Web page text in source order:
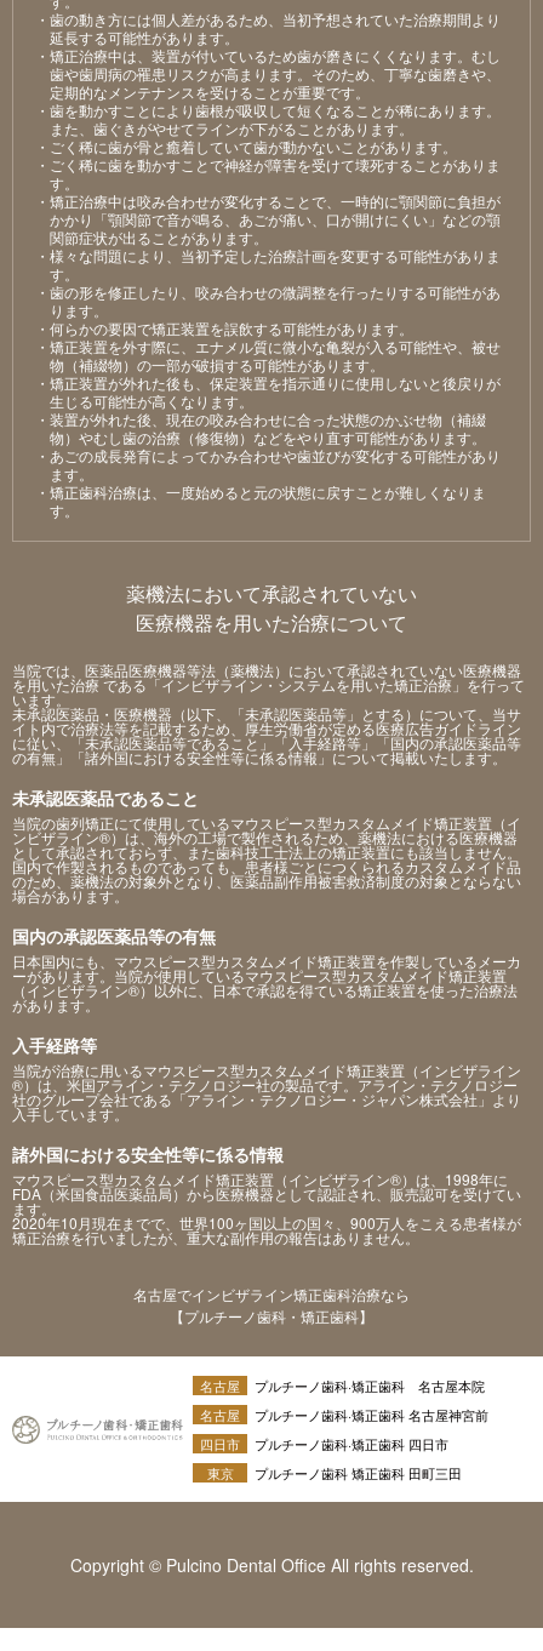
・⻭の動き⽅には個⼈差があるため、当初予想されていた治療期間より
延⻑する可能性があります。
・矯正治療中は、装置が付いているため⻭が磨きにくくなります。むし
⻭や⻭周病の罹患リスクが⾼まります。そのため、丁寧な⻭磨きや、
定期的なメンテナンスを受けることが重要です。
・⻭を動かすことにより⻭根が吸収して短くなることが稀にあります。
また、⻭ぐきがやせてラインが下がることがあります。
・ごく稀に⻭が⾻と癒着していて⻭が動かないことがあります。
・ごく稀に⻭を動かすことで神経が障害を受けて壊死することがありま
す。
・矯正治療中は咬み合わせが変化することで、⼀時的に顎関節に負担が
かかり「顎関節で⾳が鳴る、あごが痛い、⼝が開けにくい」などの顎
関節症状が出ることがあります。
・様々な問題により、当初予定した治療計画を変更する可能性がありま
す。
・⻭の形を修正したり、咬み合わせの微調整を⾏ったりする可能性があ
ります。
・何らかの要因で矯正装置を誤飲する可能性があります。
・矯正装置を外す際に、エナメル質に微⼩な⻲裂が⼊る可能性や、被せ
物（補綴物）の⼀部が破損する可能性があります。
・矯正装置が外れた後も、保定装置を指⽰通りに使⽤しないと後戻りが
⽣じる可能性が⾼くなります。
・装置が外れた後、現在の咬み合わせに合った状態のかぶせ物（補綴
物）やむし⻭の治療（修復物）などをやり直す可能性があります。
・あごの成⻑発育によってかみ合わせや⻭並びが変化する可能性があり
ます。
・矯正⻭科治療は、⼀度始めると元の状態に戻すことが難しくなりま
す。
薬機法において承認されていない
医療機器を用いた治療について
当院では、医薬品医療機器等法（薬機法）において承認されていない医療機器
を用いた治療 である「インビザライン・システムを用いた矯正治療」を行って
います。
未承認医薬品・医療機器（以下、「未承認医薬品等」とする）について、当サ
イト内で治療法等を記載するため、厚生労働省が定める医療広告ガイドライン
に従い、「未承認医薬品等であること」「入手経路等」「国内の承認医薬品等
の有無」「諸外国における安全性等に係る情報」について掲載いたします。
未承認医薬品であること
当院の歯列矯正にて使用しているマウスピース型カスタムメイド矯正装置（イ
ンビザライン®）は、海外の工場で製作されるため、薬機法における医療機器
として承認されておらず、また歯科技工士法上の矯正装置にも該当しません。
国内で作製されるものであっても、患者様ごとにつくられるカスタムメイド品
のため、薬機法の対象外となり、医薬品副作用被害救済制度の対象とならない
場合があります。
国内の承認医薬品等の有無
日本国内にも、マウスピース型カスタムメイド矯正装置を作製しているメーカ
ーがあります。当院が使用しているマウスピース型カスタムメイド矯正装置
（インビザライン®）以外に、日本で承認を得ている矯正装置を使った治療法
があります。
入手経路等
当院が治療に用いるマウスピース型カスタムメイド矯正装置（インビザライン
®）は、米国アライン・テクノロジー社の製品です。アライン・テクノロジー
社のグループ会社である「アライン・テクノロジー・ジャパン株式会社」より
入手しています。
諸外国における安全性等に係る情報
マウスピース型カスタムメイド矯正装置（インビザライン®）は、1998年に
FDA（米国食品医薬品局）から医療機器として認証され、販売認可を受けてい
ます。
2020年10月現在までで、世界100ヶ国以上の国々、900万人をこえる患者様が
矯正治療を行いましたが、重大な副作用の報告はありません。
名古屋でインビザライン矯正歯科治療なら
【プルチーノ歯科・矯正歯科】
名古屋
プルチーノ歯科·矯正歯科 名古屋本院
名古屋
プルチーノ歯科·矯正歯科 名古屋神宮前
四日市
プルチーノ歯科·矯正歯科 四日市
東京
プルチーノ歯科 矯正歯科 田町三田
Copyright © Pulcino Dental Office All rights reserved.